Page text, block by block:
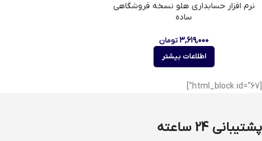
نرم افزار حسابداری هلو نسخه فروشگاهی
ساده
۳,۶۱۹,۰۰۰تومان
اطلاعات بیشتر
[html_block id="67"]
پشتیبانی 24 ساعته